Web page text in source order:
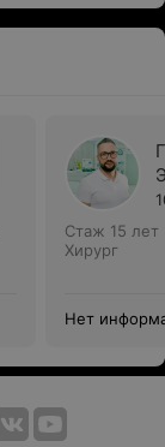
Стаж 15 лет
Хирург
Нет